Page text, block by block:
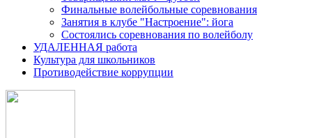
Финальные волейбольные соревнования
Занятия в клубе "Настроение": йога
Состоялись соревнования по волейболу
УДАЛЕННАЯ работа
Культура для школьников
Противодействие коррупции